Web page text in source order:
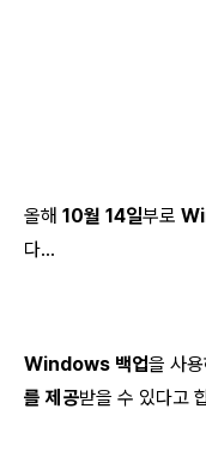
올해 10월 14일부로
다...
Windows 백업을 사
를 제공받을 수 있다고